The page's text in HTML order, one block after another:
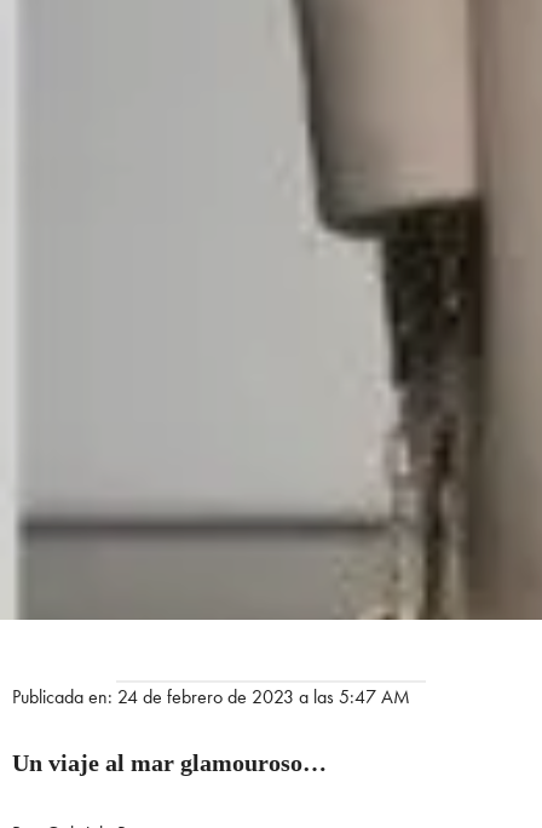
Publicada en: 24 de febrero de 2023 a las 5:47 AM
Un viaje al mar glamouroso…